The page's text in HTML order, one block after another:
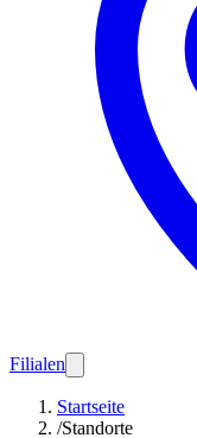
Filialen
Startseite
/Standorte